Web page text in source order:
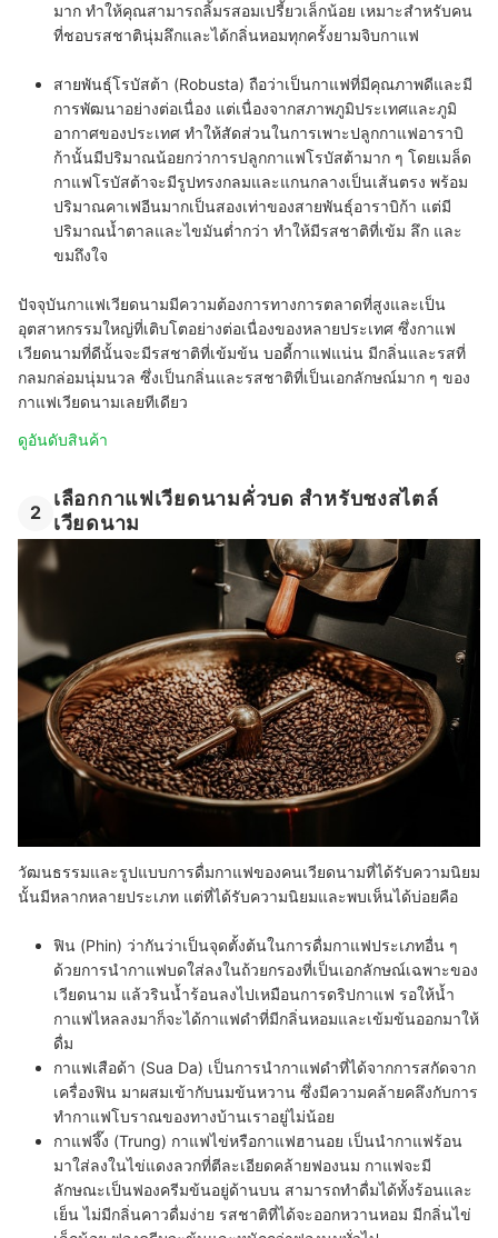
มาก ทำให้คุณสามารถลิ้มรสอมเปรี้ยวเล็กน้อย เหมาะสำหรับคน
ที่ชอบรสชาตินุ่มลึกและได้กลิ่นหอมทุกครั้งยามจิบกาแฟ
สายพันธุ์โรบัสต้า (Robusta) ถือว่าเป็นกาแฟที่มีคุณภาพดีและมี
การพัฒนาอย่างต่อเนื่อง แต่เนื่องจากสภาพภูมิประเทศและภูมิ
อากาศของประเทศ ทำให้สัดส่วนในการเพาะปลูกกาแฟอาราบิ
ก้านั้นมีปริมาณน้อยกว่าการปลูกกาแฟโรบัสต้ามาก ๆ โดยเมล็ด
กาแฟโรบัสต้าจะมีรูปทรงกลมและแกนกลางเป็นเส้นตรง พร้อม
ปริมาณคาเฟอีนมากเป็นสองเท่าของสายพันธุ์อาราบิก้า แต่มี
ปริมาณน้ำตาลและไขมันต่ำกว่า ทำให้มีรสชาติที่เข้ม ลึก และ
ขมถึงใจ
ปัจจุบันกาแฟเวียดนามมีความต้องการทางการตลาดที่สูงและเป็น
อุตสาหกรรมใหญ่ที่เติบโตอย่างต่อเนื่องของหลายประเทศ ซึ่งกาแฟ
เวียดนามที่ดีนั้นจะมีรสชาติที่เข้มข้น บอดี้กาแฟแน่น มีกลิ่นและรสที่
กลมกล่อมนุ่มนวล ซึ่งเป็นกลิ่นและรสชาติที่เป็นเอกลักษณ์มาก ๆ ของ
กาแฟเวียดนามเลยทีเดียว
ดูอันดับสินค้า
2
เลือกกาแฟเวียดนามคั่วบด สำหรับชงสไตล์
เวียดนาม
วัฒนธรรมและรูปแบบการดื่มกาแฟของคนเวียดนามที่ได้รับความนิยม
นั้นมีหลากหลายประเภท แต่ที่ได้รับความนิยมและพบเห็นได้บ่อยคือ
ฟิน (Phin) ว่ากันว่าเป็นจุดตั้งต้นในการดื่มกาแฟประเภทอื่น ๆ
ด้วยการนำกาแฟบดใส่ลงในถ้วยกรองที่เป็นเอกลักษณ์เฉพาะของ
เวียดนาม แล้วรินน้ำร้อนลงไปเหมือนการดริปกาแฟ รอให้น้ำ
กาแฟไหลลงมาก็จะได้กาแฟดำที่มีกลิ่นหอมและเข้มข้นออกมาให้
ดื่ม
กาแฟเสือด้า (Sua Da) เป็นการนำกาแฟดำที่ได้จากการสกัดจาก
เครื่องฟิน มาผสมเข้ากับนมข้นหวาน ซึ่งมีความคล้ายคลึงกับการ
ทำกาแฟโบราณของทางบ้านเราอยู่ไม่น้อย
กาแฟจึ๊ง (Trung) กาแฟไข่หรือกาแฟฮานอย เป็นนำกาแฟร้อน
มาใส่ลงในไข่แดงลวกที่ตีละเอียดคล้ายฟองนม กาแฟจะมี
ลักษณะเป็นฟองครีมข้นอยู่ด้านบน สามารถทำดื่มได้ทั้งร้อนและ
เย็น ไม่มีกลิ่นคาวดื่มง่าย รสชาติที่ได้จะออกหวานหอม มีกลิ่นไข่